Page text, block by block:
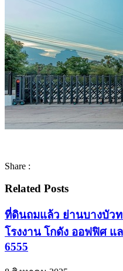
Share :
Related Posts
ที่ดินถมแล้ว ย่านบางบัวท
โรงงาน โกดัง ออฟฟิศ แ
6555